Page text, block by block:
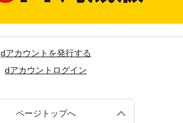
dアカウントを発行する
dアカウントログイン
ページトップへ